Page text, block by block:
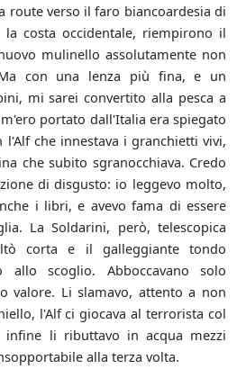
route verso il faro biancoardesia di
la costa occidentale, riempirono il
mulinello assolutamente non
con una lenza più fina, e un
mi sarei convertito alla pesca a
portato dall'Italia era spiegato
l'Alf che innestava i granchietti vivi,
che subito sgranocchiava. Credo
di disgusto: io leggevo molto,
i libri, e avevo fama di essere
La Soldarini, però, telescopica
corta e il galleggiante tondo
allo scoglio. Abboccavano solo
valore. Li slamavo, attento a non
l'Alf ci giocava al terrorista col
li ributtavo in acqua mezzi
alla terza volta.